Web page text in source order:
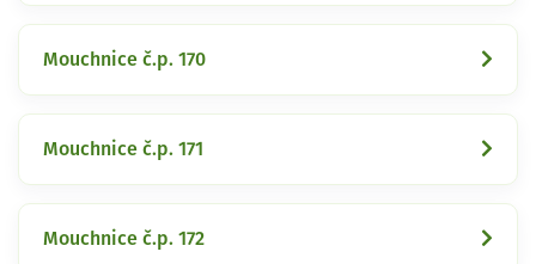
Mouchnice č.p. 170
Mouchnice č.p. 171
Mouchnice č.p. 172